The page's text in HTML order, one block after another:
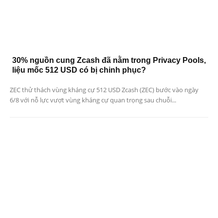
30% nguồn cung Zcash đã nằm trong Privacy Pools,
liệu mốc 512 USD có bị chinh phục?
ZEC thử thách vùng kháng cự 512 USD Zcash (ZEC) bước vào ngày
6/8 với nỗ lực vượt vùng kháng cự quan trọng sau chuỗi...